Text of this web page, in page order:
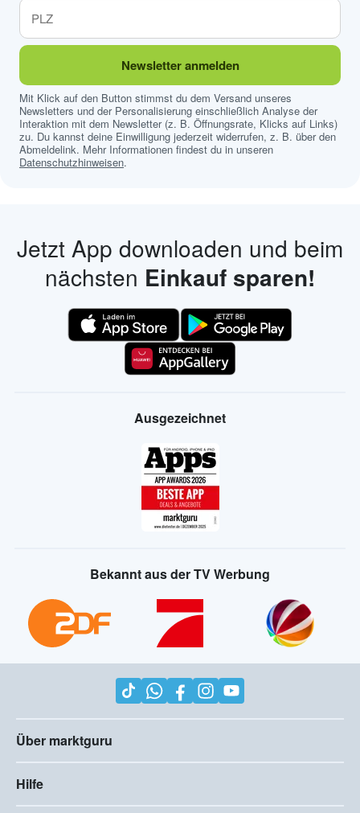
Newsletter anmelden
Mit Klick auf den Button stimmst du dem Versand unseres
Newsletters und der Personalisierung einschließlich Analyse der
Interaktion mit dem Newsletter (z. B. Öffnungsrate, Klicks auf Links)
zu. Du kannst deine Einwilligung jederzeit widerrufen, z. B. über den
Abmeldelink. Mehr Informationen findest du in unseren
Datenschutzhinweisen.
Jetzt App downloaden und beim
nächsten Einkauf sparen!
Ausgezeichnet
Bekannt aus der TV Werbung
Über marktguru
Hilfe